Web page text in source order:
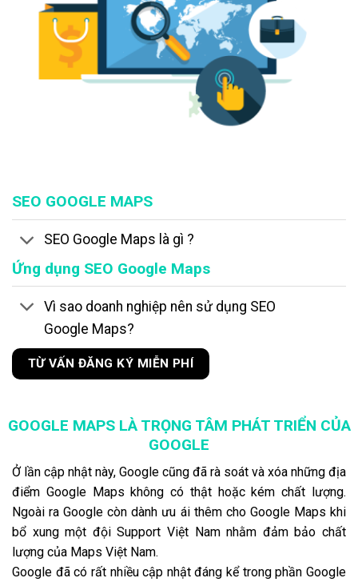
SEO GOOGLE MAPS
SEO Google Maps là gì ?
Ứng dụng SEO Google Maps
Vì sao doanh nghiệp nên sử dụng SEO
Google Maps?
TỪ VẤN ĐĂNG KÝ MIỄN PHÍ
GOOGLE MAPS LÀ TRỌNG TÂM PHÁT TRIỂN CỦA
GOOGLE
Ở lần cập nhật này, Google cũng đã rà soát và xóa những địa
điểm Google Maps không có thật hoặc kém chất lượng.
Ngoài ra Google còn dành ưu ái thêm cho Google Maps khi
bổ xung một đội Support Việt Nam nhằm đảm bảo chất
lượng của Maps Việt Nam.
Google đã có rất nhiều cập nhật đáng kể trong phần Google